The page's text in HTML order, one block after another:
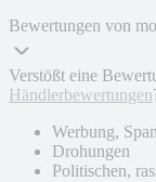
Bewertungen von
Verstößt eine
Händlerbewertungen
Werbung,
Drohungen
Politischen,